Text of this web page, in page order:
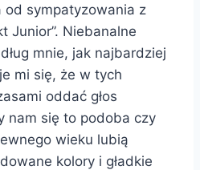
od sympatyzowania z
Junior”. Niebanalne
mnie, jak najbardziej
mi się, że w tych
oddać głos
nam się to podoba czy
wieku lubią
kolory i gładkie